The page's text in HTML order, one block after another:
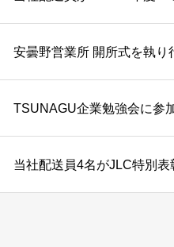
安曇野営業所 開所式を執り
TSUNAGU企業勉強会に参
当社配送員4名がJLC特別表